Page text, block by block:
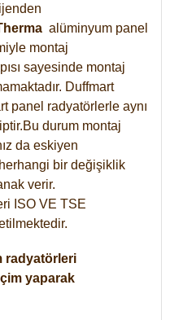
alüminyum panel
montaj
sayesinde montaj
Duffmart
panel radyatörlerle aynı
durum montaj
da eskiyen
bir değişiklik
verir.
ISO VE TSE
radyatörleri
yaparak